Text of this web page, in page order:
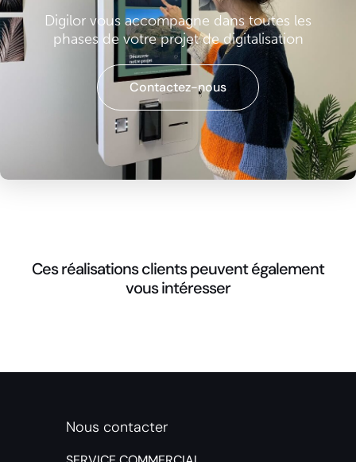
Digilor vous accompagne dans toutes les
phases de votre projet de digitalisation
Contactez-nous
Ces réalisations clients peuvent également
vous intéresser
Nous contacter